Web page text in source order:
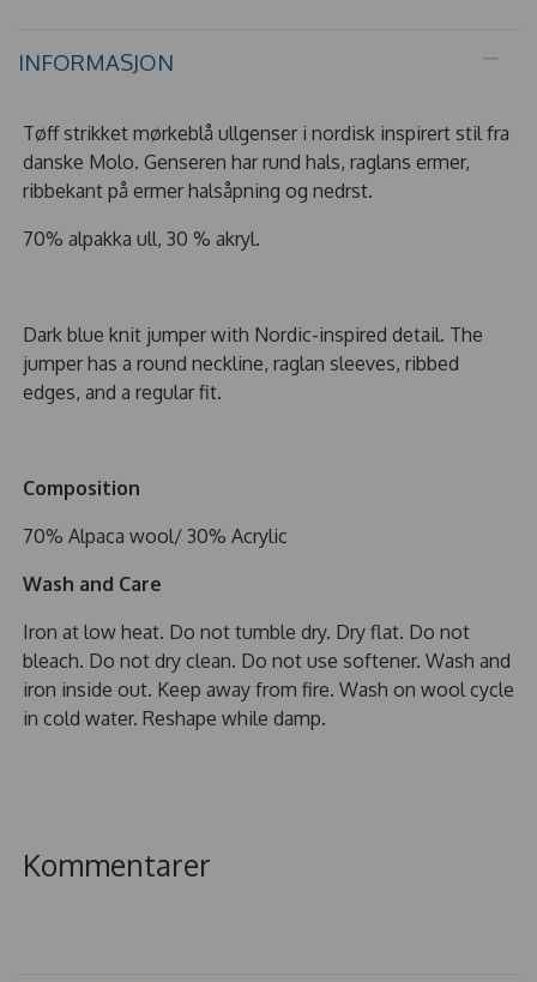
INFORMASJON
Tøff strikket mørkeblå ullgenser i nordisk inspirert stil fra
danske Molo. Genseren har rund hals, raglans ermer,
ribbekant på ermer halsåpning og nedrst.
70% alpakka ull, 30 % akryl.
Dark blue knit jumper with Nordic-inspired detail. The
jumper has a round neckline, raglan sleeves, ribbed
edges, and a regular fit.
Composition
70% Alpaca wool/ 30% Acrylic
Wash and Care
Iron at low heat. Do not tumble dry. Dry flat. Do not
bleach. Do not dry clean. Do not use softener. Wash and
iron inside out. Keep away from fire. Wash on wool cycle
in cold water. Reshape while damp.
Kommentarer